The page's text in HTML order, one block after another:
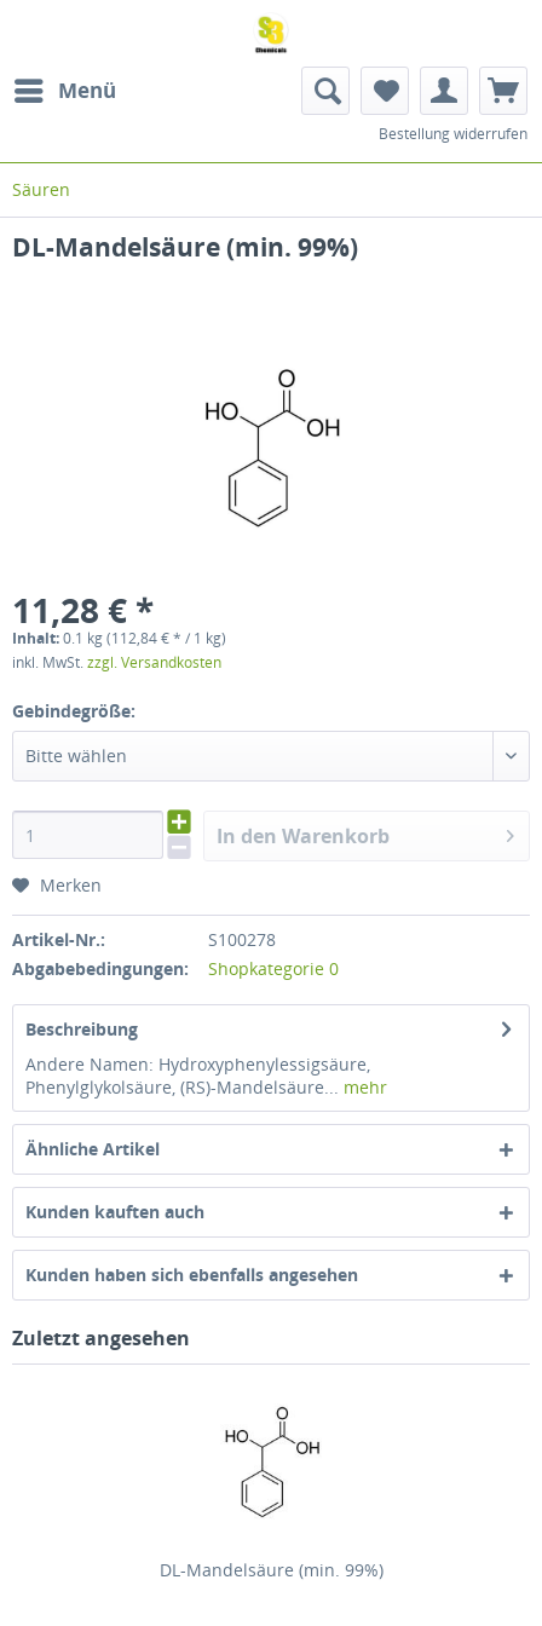
Menü
Bestellung widerrufen
Säuren
DL-Mandelsäure (min. 99%)
11,28 € *
Inhalt:0.1 kg (112,84 € * / 1 kg)
inkl. MwSt.zzgl. Versandkosten
Gebindegröße:
Bitte wählen
In den Warenkorb
Merken
Artikel-Nr.:
S100278
Abgabebedingungen:
Shopkategorie 0
Beschreibung
Andere Namen: Hydroxyphenylessigsäure,
Phenylglykolsäure, (RS)-Mandelsäure... mehr
Ähnliche Artikel
Kunden kauften auch
Kunden haben sich ebenfalls angesehen
Zuletzt angesehen
DL-Mandelsäure (min. 99%)